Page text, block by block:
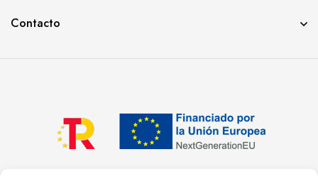
Contacto